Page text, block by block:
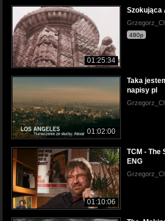
01:25:34
Szokująca
480p
01:02:00
Taka
napisy pl
01:10:06
TCM - The
ENG